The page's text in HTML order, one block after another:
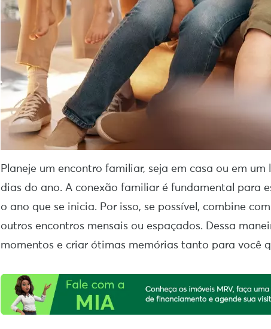
Planeje um encontro familiar, seja em casa ou em
dias do ano. A conexão familiar é fundamental para
o ano que se inicia. Por isso, se possível, combine
outros encontros mensais ou espaçados. Dessa
momentos e criar ótimas memórias tanto para você